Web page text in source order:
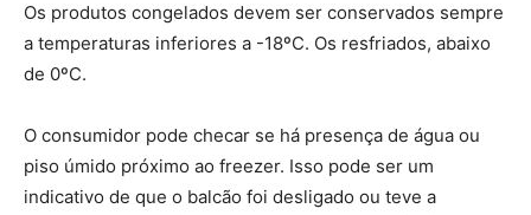
Os produtos congelados devem ser conservados sempre
a temperaturas inferiores a -18ºC. Os resfriados, abaixo
de 0ºC.
O consumidor pode checar se há presença de água ou
piso úmido próximo ao freezer. Isso pode ser um
indicativo de que o balcão foi desligado ou teve a